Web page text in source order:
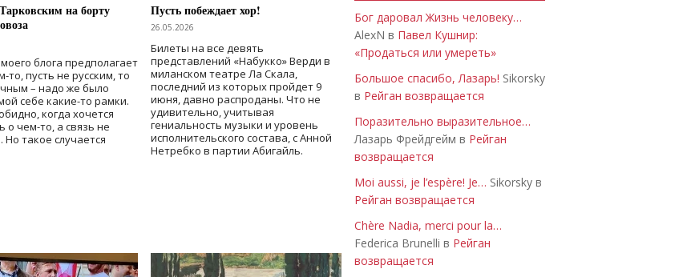
на борту
блога предполагает
то, пусть не русским, то
– надо же было
себе какие-то рамки.
когда хочется
о чем-то, а связь не
Но такое случается
Пусть побеждает хор!
26.05.2026
Билеты на все девять
представлений «Набукко» Верди в
миланском театре Ла Скала,
последний из которых пройдет 9
июня, давно распроданы. Что не
удивительно, учитывая
гениальность музыки и уровень
исполнительского состава, с Анной
Нетребко в партии Абигайль.
Бог даровал Жизнь человеку…
AlexN в Павел Кушнир:
«Продаться или умереть»
Большое спасибо, Лазарь! Sikorsky
в Рейган возвращается
Поразительно выразительное…
Лазарь Фрейдгейм в Рейган
возвращается
Moi aussi, je l’espère! Je… Sikorsky в
Рейган возвращается
Chère Nadia, merci pour la…
Federica Brunelli в Рейган
возвращается